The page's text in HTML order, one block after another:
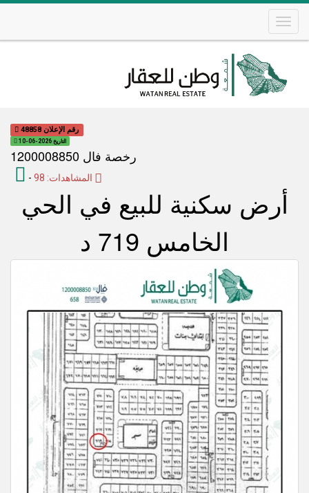
Skip
رقم الإعلان 48858
التاريخ 2026-06-10
رخصة فال 1200008850
-
أرض سكنية للبيع في الحي
الخامس 719 د